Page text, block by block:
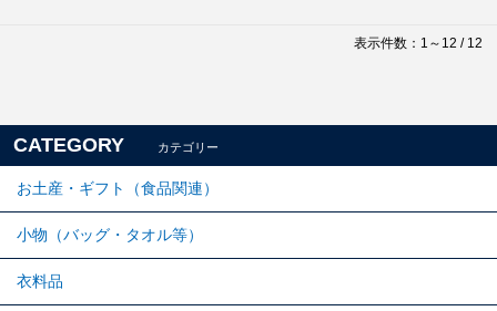
表示件数：1～12 / 12
CATEGORY カテゴリー
お土産・ギフト（食品関連）
小物（バッグ・タオル等）
衣料品